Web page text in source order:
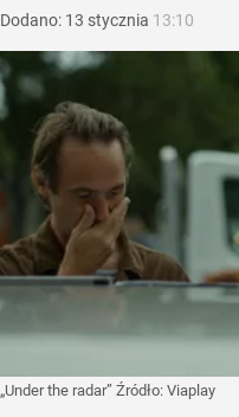
Dodano: 13 stycznia 13:10
„Under the radar” Źródło: Viaplay